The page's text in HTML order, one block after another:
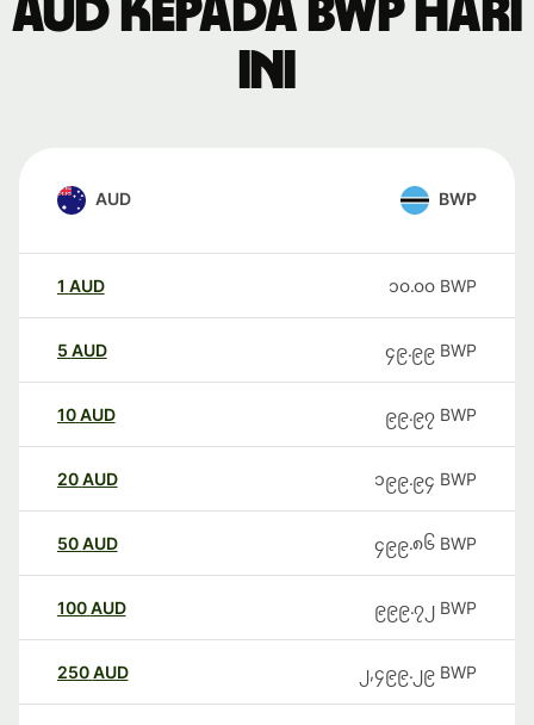
AUD kepada BWP hari
ini
AUD BWP
1 AUD ၁၀.၀၀ BWP
5 AUD ၄၉.၉၉ BWP
10AUD ၉၉.၉၇ BWP
20AUD ၁၉၉.၉၄ BWP
50AUD ၄၉၉.၈၆ BWP
100AUD ၉၉၉.၇၂ BWP
250AUD ၂,၄၉၉.၂၉ BWP